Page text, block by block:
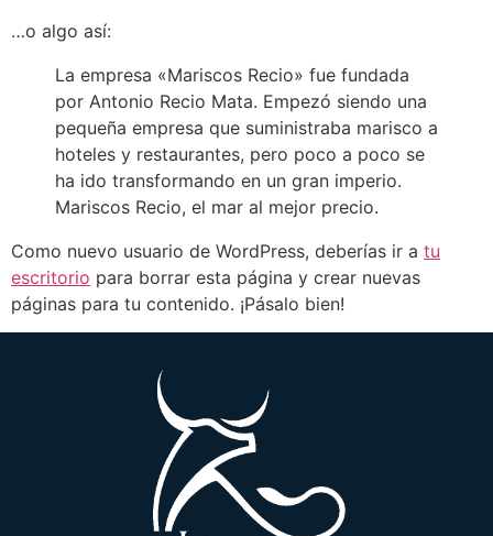
…o algo así:
La empresa «Mariscos Recio» fue fundada
por Antonio Recio Mata. Empezó siendo una
pequeña empresa que suministraba marisco a
hoteles y restaurantes, pero poco a poco se
ha ido transformando en un gran imperio.
Mariscos Recio, el mar al mejor precio.
Como nuevo usuario de WordPress, deberías ir a tu
escritorio para borrar esta página y crear nuevas
páginas para tu contenido. ¡Pásalo bien!